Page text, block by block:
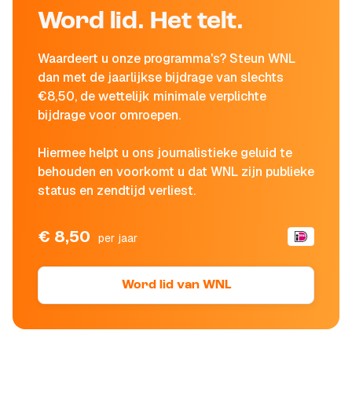
Word lid. Het telt.
Waardeert u onze programma's? Steun WNL
dan met de jaarlijkse bijdrage van slechts
€8,50, de wettelijk minimale verplichte
bijdrage voor omroepen.
Hiermee helpt u ons journalistieke geluid te
behouden en voorkomt u dat WNL zijn publieke
status en zendtijd verliest.
€ 8,50 per jaar
Word lid van WNL